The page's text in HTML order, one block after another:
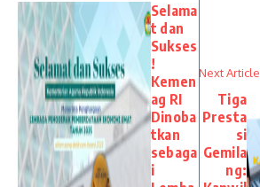
Selama
t dan
Sukses
!
Kemen
ag RI
Dinoba
tkan
sebaga
i
Next Article
Tiga
Presta
si
Gemila
ng: